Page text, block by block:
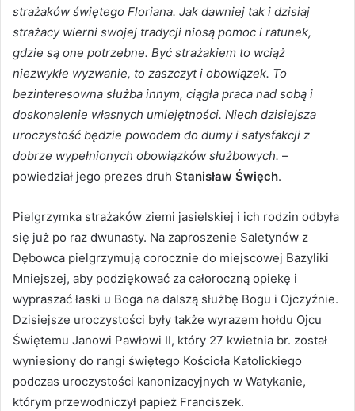
strażaków świętego Floriana. Jak dawniej tak i dzisiaj
strażacy wierni swojej tradycji niosą pomoc i ratunek,
gdzie są one potrzebne. Być strażakiem to wciąż
niezwykłe wyzwanie, to zaszczyt i obowiązek. To
bezinteresowna służba innym, ciągła praca nad sobą i
doskonalenie własnych umiejętności. Niech dzisiejsza
uroczystość będzie powodem do dumy i satysfakcji z
dobrze wypełnionych obowiązków służbowych. –
powiedział jego prezes druh Stanisław Święch.
Pielgrzymka strażaków ziemi jasielskiej i ich rodzin odbyła
się już po raz dwunasty. Na zaproszenie Saletynów z
Dębowca pielgrzymują corocznie do miejscowej Bazyliki
Mniejszej, aby podziękować za całoroczną opiekę i
wypraszać łaski u Boga na dalszą służbę Bogu i Ojczyźnie.
Dzisiejsze uroczystości były także wyrazem hołdu Ojcu
Świętemu Janowi Pawłowi II, który 27 kwietnia br. został
wyniesiony do rangi świętego Kościoła Katolickiego
podczas uroczystości kanonizacyjnych w Watykanie,
którym przewodniczył papież Franciszek.